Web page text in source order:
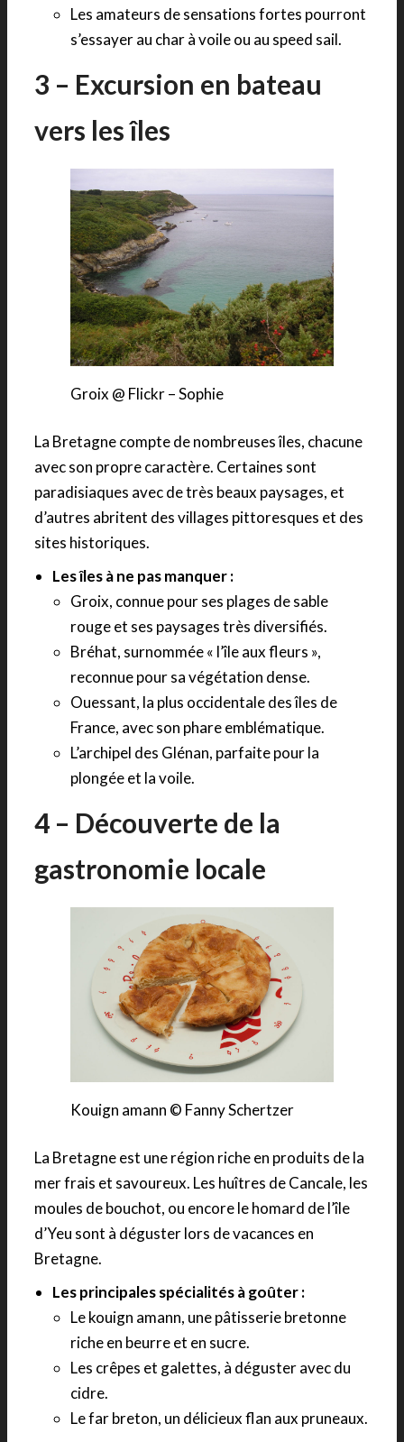
Les amateurs de sensations fortes pourront
s’essayer au char à voile ou au speed sail.
3 – Excursion en bateau
vers les îles
Groix @ Flickr – Sophie
La Bretagne compte de nombreuses îles, chacune
avec son propre caractère. Certaines sont
paradisiaques avec de très beaux paysages, et
d’autres abritent des villages pittoresques et des
sites historiques.
Les îles à ne pas manquer :
Groix, connue pour ses plages de sable
rouge et ses paysages très diversifiés.
Bréhat, surnommée « l’île aux fleurs »,
reconnue pour sa végétation dense.
Ouessant, la plus occidentale des îles de
France, avec son phare emblématique.
L’archipel des Glénan, parfaite pour la
plongée et la voile.
4 – Découverte de la
gastronomie locale
Kouign amann © Fanny Schertzer
La Bretagne est une région riche en produits de la
mer frais et savoureux. Les huîtres de Cancale, les
moules de bouchot, ou encore le homard de l’île
d’Yeu sont à déguster lors de vacances en
Bretagne.
Les principales spécialités à goûter :
Le kouign amann, une pâtisserie bretonne
riche en beurre et en sucre.
Les crêpes et galettes, à déguster avec du
cidre.
Le far breton, un délicieux flan aux pruneaux.